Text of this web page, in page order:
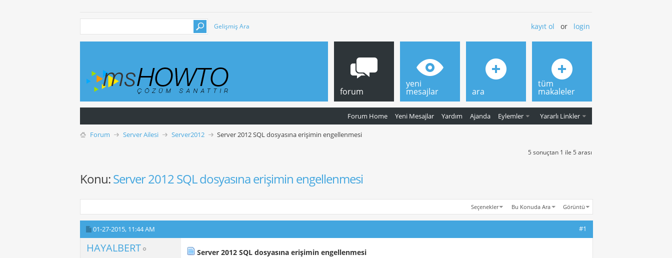
Gelişmiş Ara kayıt ol or login
forum
Forum Home Yeni Mesajlar Yardım Ajanda Eylemler Yararlı Linkler
yeni
mesajlar ara
tüm
makaleler
Forum Server Ailesi Server2012 Server 2012 SQL dosyasına erişimin engellenmesi
5 sonuçtan 1 ile 5 arası
Konu:Server 2012 SQL dosyasına erişimin engellenmesi
Seçenekler Bu Konuda Ara Görüntü
01-27-2015, 11:44 AM #1
HAYALBERT Server 2012 SQL dosyasına erişimin engellenmesi